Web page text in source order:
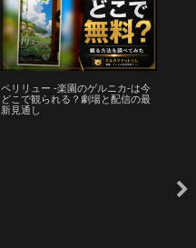
ペリリュー -楽園のゲルニカ-は今
どこで観られる？劇場と配信の最
新見通し